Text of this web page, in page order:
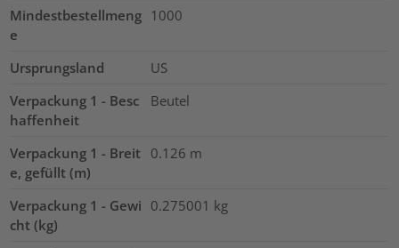
Mindestbestellmeng
e
1000
Ursprungsland
US
Verpackung 1 - Besc
haffenheit
Beutel
Verpackung 1 - Breit
e, gefüllt (m)
0.126 m
Verpackung 1 - Gewi
cht (kg)
0.275001 kg